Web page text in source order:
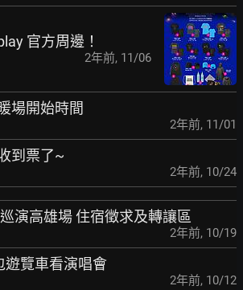
官方周邊！
2年前, 11/06
場開始時間
2年前, 11/01
到票了~
2年前, 10/24
演高雄場 住宿徵求及轉讓區
2年前, 10/19
遊覽車看演唱會
2年前, 10/12